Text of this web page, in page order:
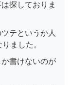
探しておりま
テというか人
ました。
書けないのが